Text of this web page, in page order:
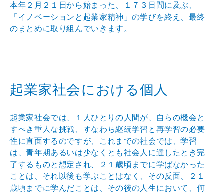
本年２月２１日から始まった、１７３日間に及ぶ、
「イノベーションと起業家精神」の学びを終え、最終
のまとめに取り組んでいきます。
起業家社会における個人
起業家社会では、１人ひとりの人間が、自らの機会と
すべき重大な挑戦、すなわち継続学習と再学習の必要
性に直面するのですが、これまでの社会では、学習
は、青年期あるいは少なくとも社会人に達したとき完
了するものと想定され、２１歳頃までに学ばなかった
ことは、それ以後も学ぶことはなく、その反面、２１
歳頃までに学んだことは、その後の人生において、何